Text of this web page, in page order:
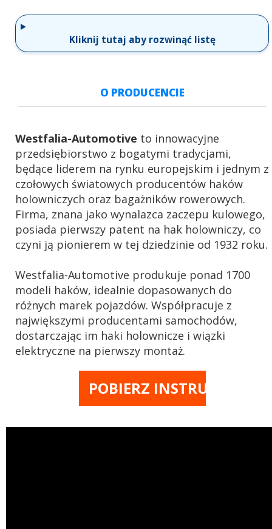
Kliknij tutaj aby rozwinąć listę
O PRODUCENCIE
Westfalia-Automotive to innowacyjne
przedsiębiorstwo z bogatymi tradycjami,
będące liderem na rynku europejskim i jednym z
czołowych światowych producentów haków
holowniczych oraz bagażników rowerowych.
Firma, znana jako wynalazca zaczepu kulowego,
posiada pierwszy patent na hak holowniczy, co
czyni ją pionierem w tej dziedzinie od 1932 roku.
Westfalia-Automotive produkuje ponad 1700
modeli haków, idealnie dopasowanych do
różnych marek pojazdów. Współpracuje z
największymi producentami samochodów,
dostarczając im haki holownicze i wiązki
elektryczne na pierwszy montaż.
POBIERZ INSTRUKCJĘ